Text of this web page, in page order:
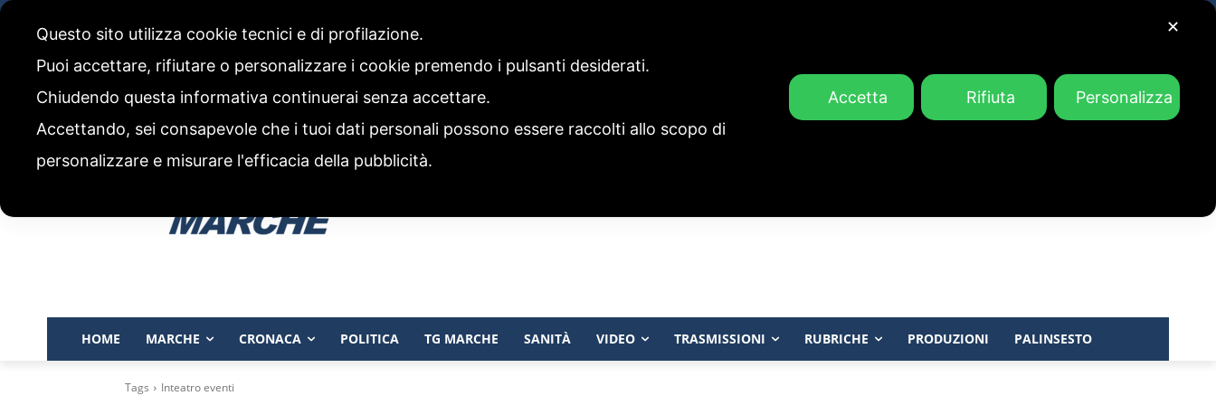
CODICE ETICO E POLITICA EDITORIALE
HOME MARCHE CRONACA POLITICA TG MARCHE SANITÀ VIDEO TRASMISSIONI RUBRICHE PRODUZIONI PALINSESTO
Tags Inteatro eventi
✕
Questo sito utilizza cookie tecnici e di profilazione.
Puoi accettare, rifiutare o personalizzare i cookie premendo i pulsanti desiderati.
Chiudendo questa informativa continuerai senza accettare.
Accettando, sei consapevole che i tuoi dati personali possono essere raccolti allo scopo di
personalizzare e misurare l'efficacia della pubblicità.
Accetta Rifiuta Personalizza